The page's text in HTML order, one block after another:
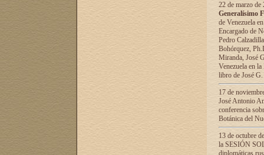
22 de marzo
Generalísimo
de Venezuela
Encargado de
Pedro
Bohórquez,
Miranda, José
Venezuela en
libro de José
17 de
José Antonio
conferencia
Botánica del
13 de octubre
la SESIÓN
diplomáticas